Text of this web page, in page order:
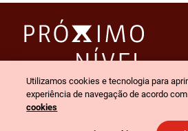
© 2026 Claro empresas. Todos os
Utilizamos cookies e tecnologia para
experiência de navegação de acordo
cookies